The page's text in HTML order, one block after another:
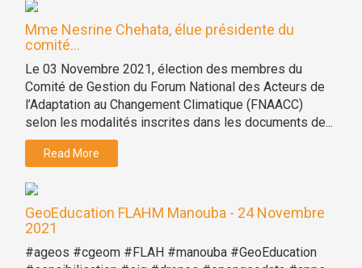
Mme Nesrine Chehata, élue présidente du
comité...
Le 03 Novembre 2021, élection des membres du
Comité de Gestion du Forum National des Acteurs de
l’Adaptation au Changement Climatique (FNAACC)
selon les modalités inscrites dans les documents de...
Read More
GeoEducation FLAHM Manouba - 24 Novembre
2021
#ageos #cgeom #FLAH #manouba #GeoEducation